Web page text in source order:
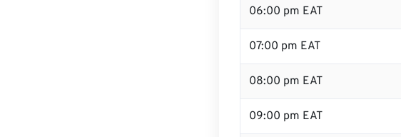
06:00 pm EAT
07:00 pm EAT
08:00 pm EAT
09:00 pm EAT